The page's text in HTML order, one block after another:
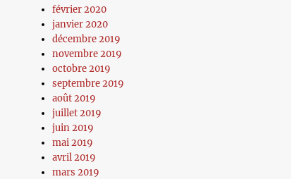
février 2020
janvier 2020
décembre 2019
novembre 2019
octobre 2019
septembre 2019
août 2019
juillet 2019
juin 2019
mai 2019
avril 2019
mars 2019